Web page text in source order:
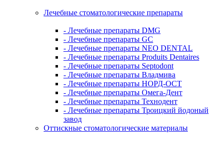
Лечебные стоматологические препараты
- Лечебные препараты DMG
- Лечебные препараты GC
- Лечебные препараты NEO DENTAL
- Лечебные препараты Produits Dentaires
- Лечебные препараты Septodont
- Лечебные препараты Владмива
- Лечебные препараты НОРД-ОСТ
- Лечебные препараты Омега-Дент
- Лечебные препараты Технодент
- Лечебные препараты Троицкий йодоный
завод
Оттискные стоматологические материалы